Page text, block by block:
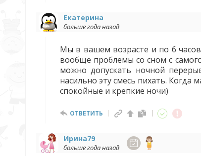
Екатерина
больше года назад
Мы в вашем возрасте и по 6
вообще проблемы со сном с
можно допускать ночной
насильно эту смесь пихать.
спокойные и крепкие ночи)
ОТВЕТИТЬ
Ирина79
больше года назад